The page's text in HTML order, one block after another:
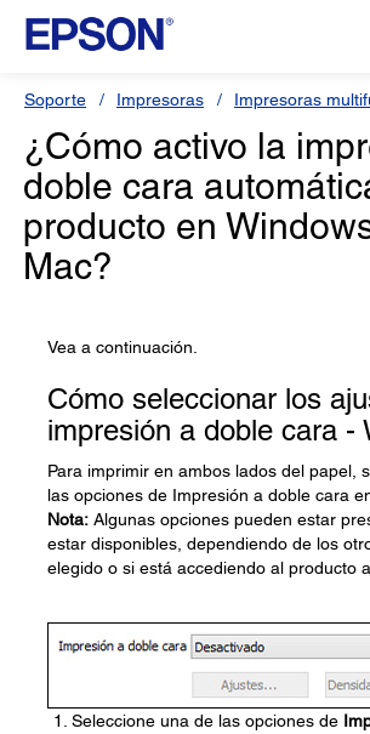
Soporte Impresoras Impresoras
¿Cómo activo la
doble cara
producto en
Mac?
Vea a continuación.
Cómo seleccionar los
impresión a doble cara -
Para imprimir en ambos lados del papel,
las opciones de Impresión a doble cara
Nota: Algunas opciones pueden estar
estar disponibles, dependiendo de los
elegido o si está accediendo al producto
Seleccione una de las opciones de